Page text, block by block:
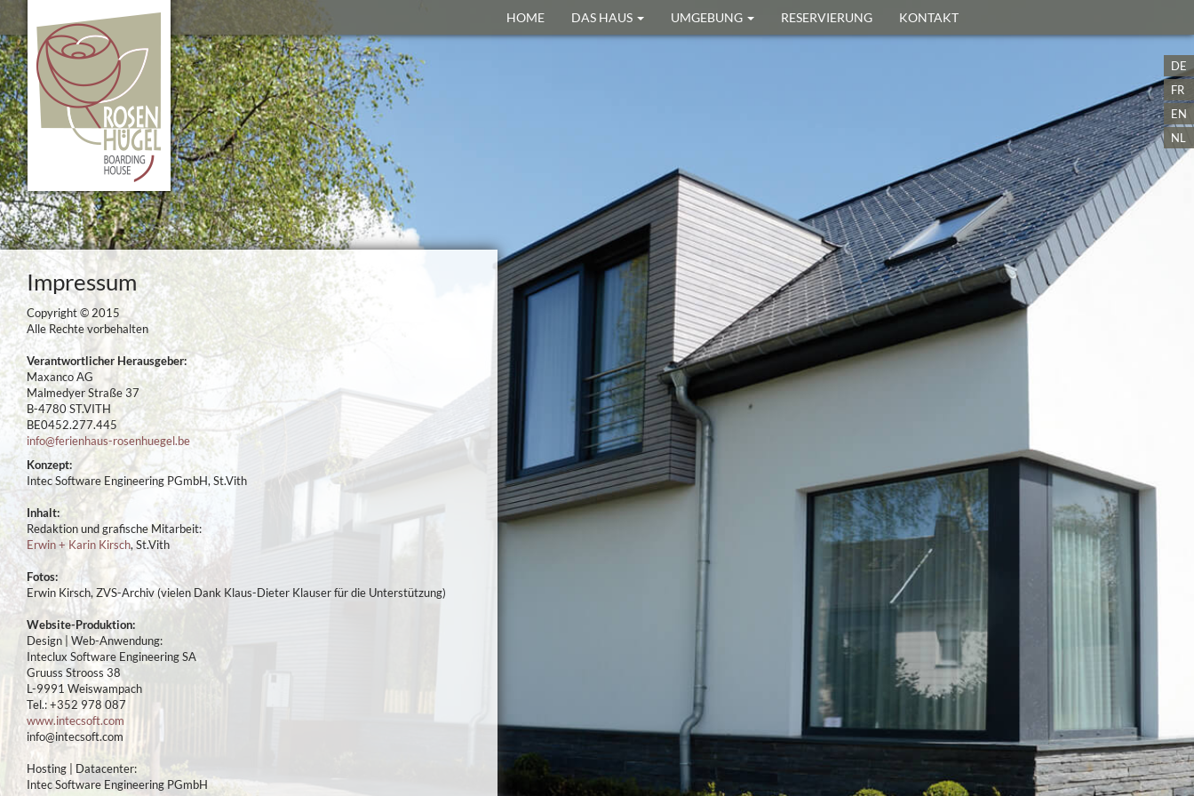
HOME DAS HAUS UMGEBUNG RESERVIERUNG KONTAKT
DE
FR
EN
NL
Impressum
Copyright © 2015
Alle Rechte vorbehalten
Verantwortlicher Herausgeber:
Maxanco AG
Malmedyer Straße 37
B-4780 ST.VITH
BE0452.277.445
info@ferienhaus-rosenhuegel.be
Konzept:
Intec Software Engineering PGmbH, St.Vith
Inhalt:
Redaktion und grafische Mitarbeit:
Erwin + Karin Kirsch, St.Vith
Fotos:
Erwin Kirsch, ZVS-Archiv (vielen Dank Klaus-Dieter Klauser für die Unterstützung)
Website-Produktion:
Design | Web-Anwendung:
Inteclux Software Engineering SA
Gruuss Strooss 38
L-9991 Weiswampach
Tel.: +352 978 087
www.intecsoft.com
info@intecsoft.com
Hosting | Datacenter:
Intec Software Engineering PGmbH